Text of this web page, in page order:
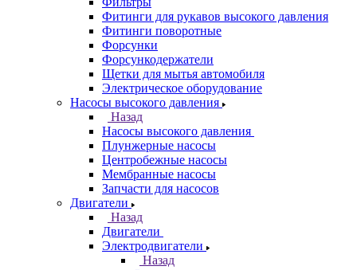
Фитинги для рукавов высокого давления
Фитинги поворотные
Форсунки
Форсункодержатели
Щетки для мытья автомобиля
Электрическое оборудование
Насосы высокого давления
Назад
Насосы высокого давления
Плунжерные насосы
Центробежные насосы
Мембранные насосы
Запчасти для насосов
Двигатели
Назад
Двигатели
Электродвигатели
Назад